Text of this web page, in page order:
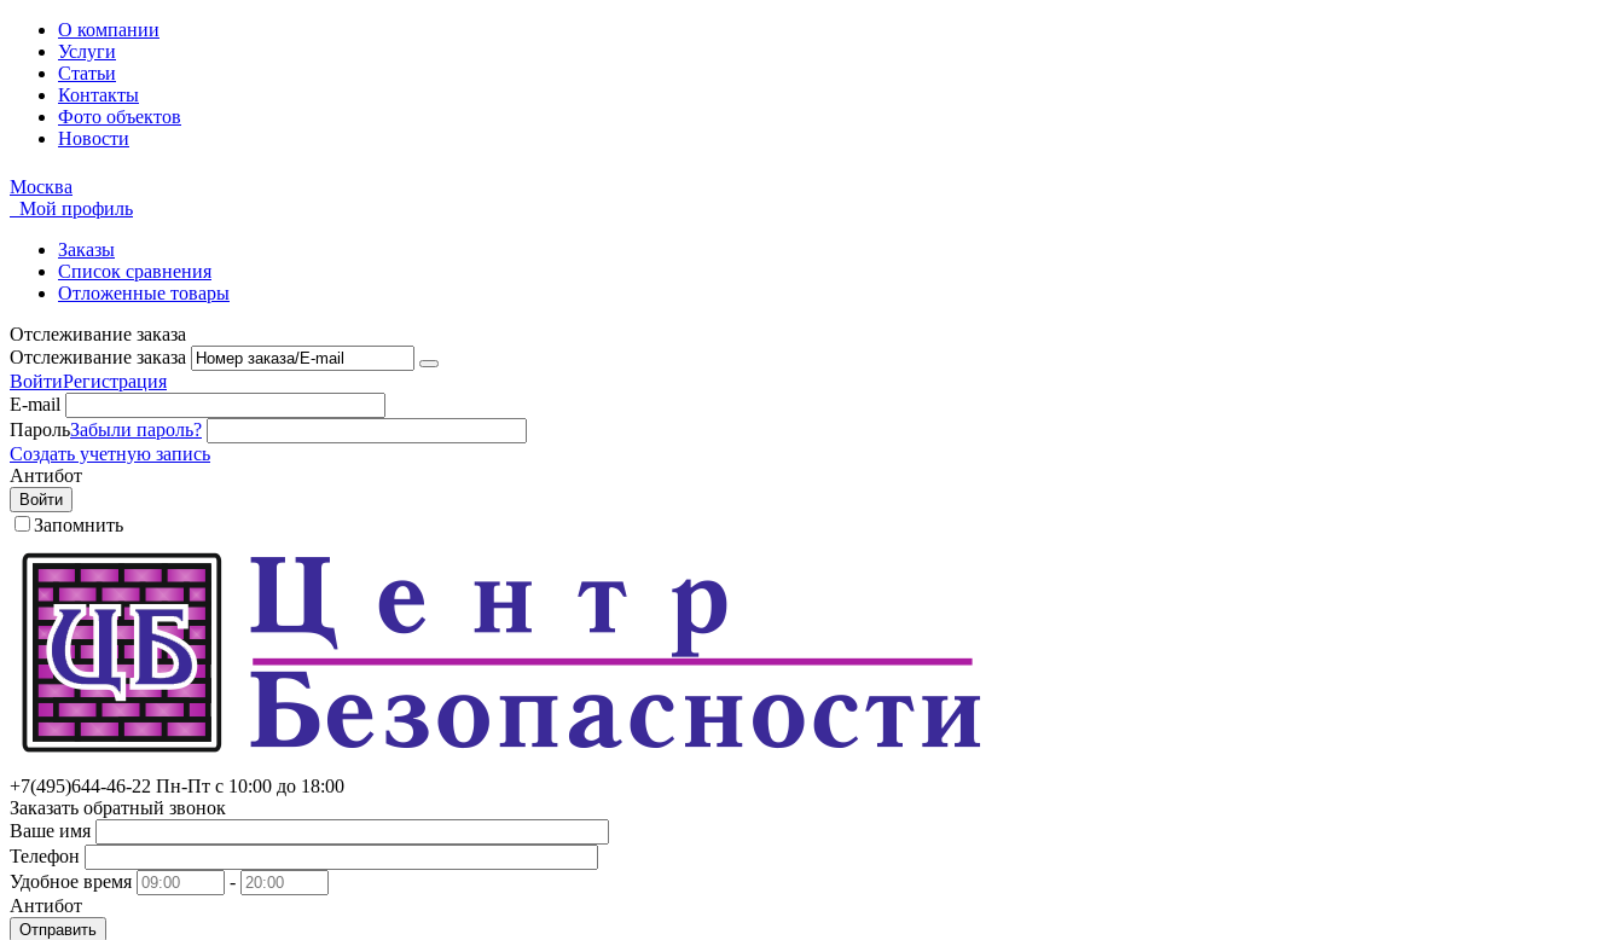
О компании
Услуги
Статьи
Контакты
Фото объектов
Новости
Москва
Мой профиль
Заказы
Список сравнения
Отложенные товары
Отслеживание заказа
Отслеживание заказа
ВойтиРегистрация
E-mail
ПарольЗабыли пароль?
Создать учетную запись
Антибот
Войти
Запомнить
+7(495)644-46-22 Пн-Пт с 10:00 до 18:00
Заказать обратный звонок
Ваше имя
Телефон
Удобное время
-
Антибот
Отправить